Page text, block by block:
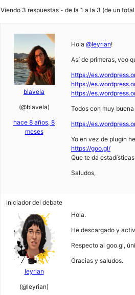
Viendo 3 respuestas - de la 1 a la 3 (de un
blavela
(@blavela)
hace 8 años, 8
meses
Hola @leyrian!
Así de primeras, veo
https://
https://
https://
Todos con muy
https://
Yo en vez de plugin
https://goo.gl/
Que te da
Saludos,
Iniciador del debate
leyrian
(@leyrian)
Hola.
He descargado y
Respecto al goo.gl,
Gracias y saludos.